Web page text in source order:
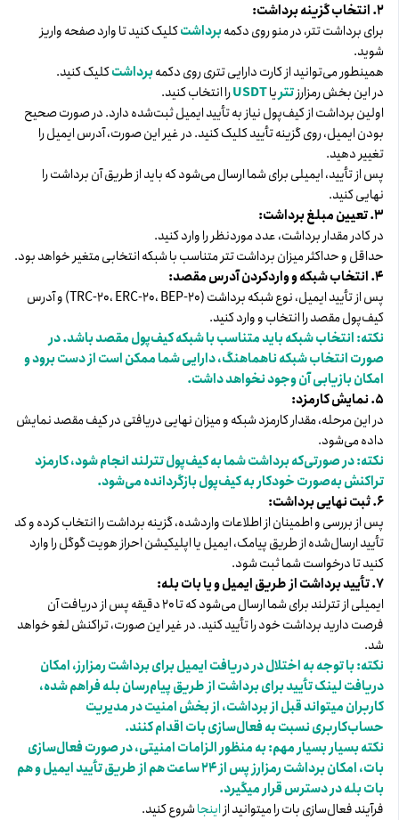
۲. انتخاب گزینه برداشت:
برای برداشت تتر، در منو روی دکمهبرداشتکلیک کنید تا وارد صفحه واریز
شوید.
همینطور می‌توانید از کارت دارایی تتری روی دکمهبرداشتکلیک کنید.
در این بخش رمزارزتتریاUSDTرا انتخاب کنید.
اولین برداشت از کیف‌پول نیاز به تأیید ایمیل ثبت‌شده دارد. در صورت صحیح
بودن ایمیل، روی گزینه تأیید کلیک کنید. در غیر این صورت، آدرس ایمیل را
تغییر دهید.
پس از تأیید، ایمیلی برای شما ارسال می‌شود که باید از طریق آن برداشت را
نهایی کنید.
۳. تعیین مبلغ برداشت:
در کادر مقدار برداشت، عدد موردنظر را وارد کنید.
حداقل و حداکثر میزان برداشت تتر متناسب با شبکه انتخابی متغیر خواهد بود.
۴. انتخاب شبکه و واردکردن آدرس مقصد:
پس از تأیید ایمیل، نوع شبکه برداشت (TRC-20، ERC-20، BEP-20) و آدرس
کیف‌پول مقصد را انتخاب و وارد کنید.
نکته: انتخاب شبکه باید متناسب با شبکه کیف‌پول مقصد باشد. در
صورت انتخاب شبکه ناهماهنگ، دارایی شما ممکن است از دست برود و
امکان بازیابی آن وجود نخواهد داشت.
۵. نمایش کارمزد:
در این مرحله، مقدار کارمزد شبکه و میزان نهایی دریافتی در کیف مقصد نمایش
داده می‌شود.
نکته: در صورتی‌که برداشت شما به کیف‌پول تترلند انجام شود، کارمزد
تراکنش به‌صورت خودکار به کیف‌پول بازگردانده می‌شود.
۶. ثبت نهایی برداشت:
پس از بررسی و اطمینان از اطلاعات واردشده، گزینه برداشت را انتخاب کرده و کد
تأیید ارسال‌شده از طریق پیامک، ایمیل یا اپلیکیشن احراز هویت گوگل را وارد
کنید تا درخواست شما ثبت شود.
۷. تأیید برداشت از طریق ایمیل و یا بات بله:
ایمیلی از تترلند برای شما ارسال می‌شود که تا ۲۰ دقیقه پس از دریافت آن
فرصت دارید برداشت خود را تأیید کنید. در غیر این صورت، تراکنش لغو خواهد
شد.
نکته: با توجه به اختلال در دریافت ایمیل برای برداشت رمزارز، امکان
دریافت لینک تأیید برای برداشت از طریق پیام‌رسان بله فراهم شده،
کاربران میتواند قبل از برداشت، از بخش امنیت در مدیریت
حساب‌کاربری نسبت به فعال‌سازی بات اقدام کنند.
نکته بسیار بسیار مهم: به منظور الزامات امنیتی، در صورت فعال‌سازی
بات، امکان برداشت رمزارز پس از ۲۴ ساعت هم از طریق تأیید ایمیل و هم
بات بله در دسترس قرار میگیرد.
فرآیند فعال‌سازی بات را میتوانید ازاینجاشروع کنید.